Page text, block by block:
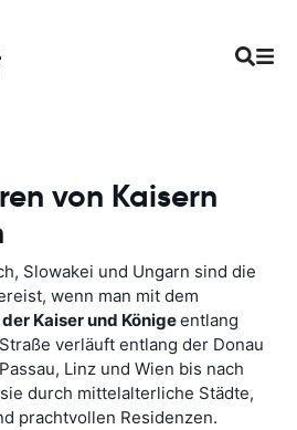
von Kaisern
Slowakei und Ungarn sind die
wenn man mit dem
Kaiser und Königeentlang
verläuft entlang der Donau
Linz und Wien bis nach
durch mittelalterliche Städte,
prachtvollen Residenzen.